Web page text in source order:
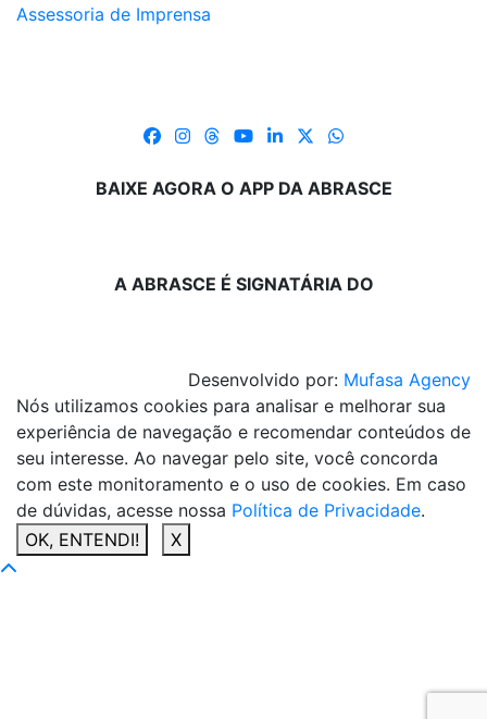
Assessoria de Imprensa
BAIXE AGORA O APP DA ABRASCE
A ABRASCE É SIGNATÁRIA DO
Desenvolvido por: Mufasa Agency
Nós utilizamos cookies para analisar e melhorar sua
experiência de navegação e recomendar conteúdos de
seu interesse. Ao navegar pelo site, você concorda
com este monitoramento e o uso de cookies. Em caso
de dúvidas, acesse nossa Política de Privacidade.
OK, ENTENDI!
X